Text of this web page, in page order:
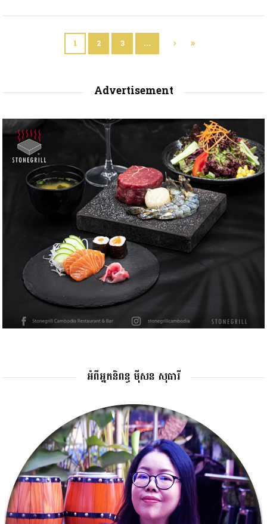
1 2 3 …
Advertisement
អំពីអ្នកនិពន្ធ ម៉ីសន សុធារី